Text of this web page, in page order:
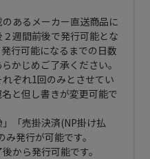
あるメーカー直送商品に
週間前後で発行可能とな
行可能になるまでの日数
かじめご了承ください。
ぞれ1回のみとさせてい
と但し書きが変更可能で
「売掛決済(NP掛け払
発行が可能です。
から発行可能です。